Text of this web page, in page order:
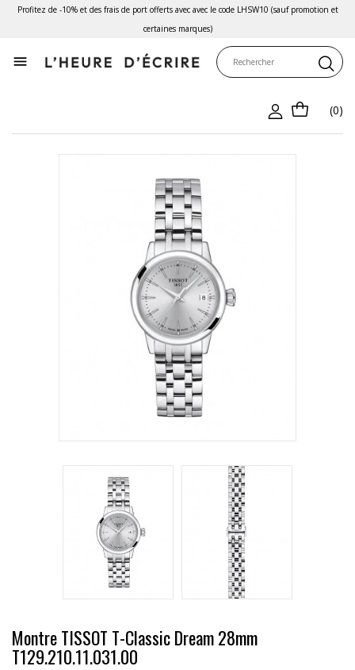
Profitez de -10% et des frais de port offerts avec avec le code LHSW10 (sauf promotion et
certaines marques)

(0)
Montre TISSOT T-Classic Dream 28mm
T129.210.11.031.00